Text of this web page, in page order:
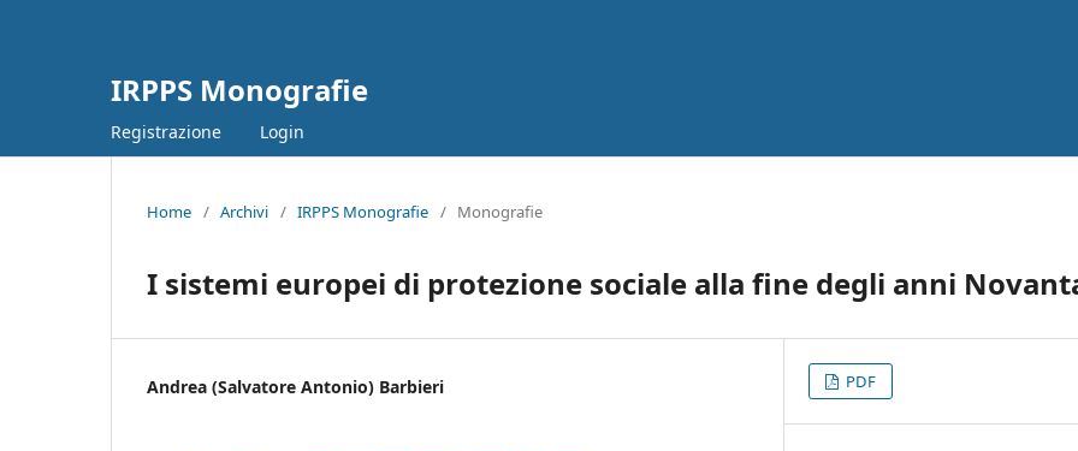
IRPPS Monografie
Registrazione Login
Home / Archivi / IRPPS Monografie / Monografie
I sistemi europei di protezione sociale alla fine degli anni
Andrea (Salvatore Antonio) Barbieri PDF